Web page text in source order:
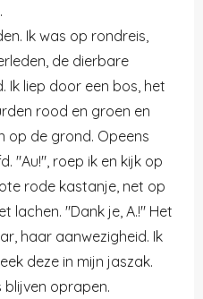
Ik was op rondreis,
de dierbare
Ik liep door een bos, het
rood en groen en
op de grond. Opeens
"Au!", roep ik en kijk op
rode kastanje, net op
lachen. "Dank je, A.!" Het
haar aanwezigheid. Ik
deze in mijn jaszak.
blijven oprapen.